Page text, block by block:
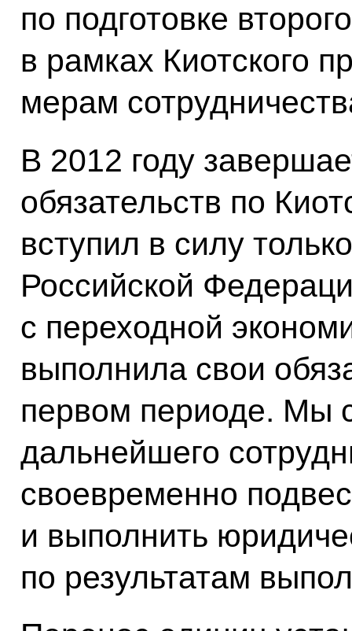
по подготовке
в рамках Киотского
мерам
В 2012 году
обязательств по
вступил в силу
Российской
с переходной
выполнила свои
первом периоде. Мы
дальнейшего
своевременно
и выполнить
по результатам